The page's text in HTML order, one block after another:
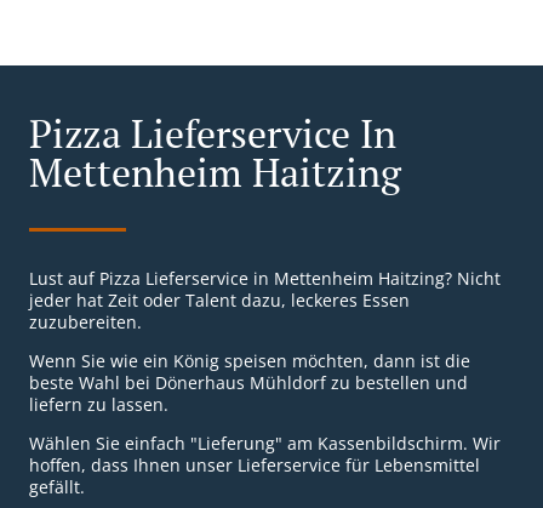
Pizza Lieferservice In
Mettenheim Haitzing
Lust auf Pizza Lieferservice in Mettenheim Haitzing? Nicht
jeder hat Zeit oder Talent dazu, leckeres Essen
zuzubereiten.
Wenn Sie wie ein König speisen möchten, dann ist die
beste Wahl bei Dönerhaus Mühldorf zu bestellen und
liefern zu lassen.
Wählen Sie einfach "Lieferung" am Kassenbildschirm. Wir
hoffen, dass Ihnen unser Lieferservice für Lebensmittel
gefällt.